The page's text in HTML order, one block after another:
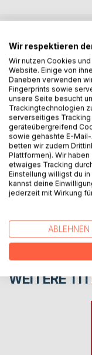
BESCHREIBUNG
Patrón de ganchillo
Häkelanleitung für
AUTOR/IN
PRESSESTIMMEN
WEITERE
Wir respektieren
Wir nutzen Cookies
Website. Einige von
Daneben verwenden
Fingerprints sowie
unsere Seite besucht
Trackingtechnologien
serverseitiges
geräteübergreifend
sowie gehashte E-
betten wir zudem
Plattformen). Wir
etwaiges Tracking
Einstellung willigst du
kannst deine
jederzeit mit Wirkung
ABLEHNEN